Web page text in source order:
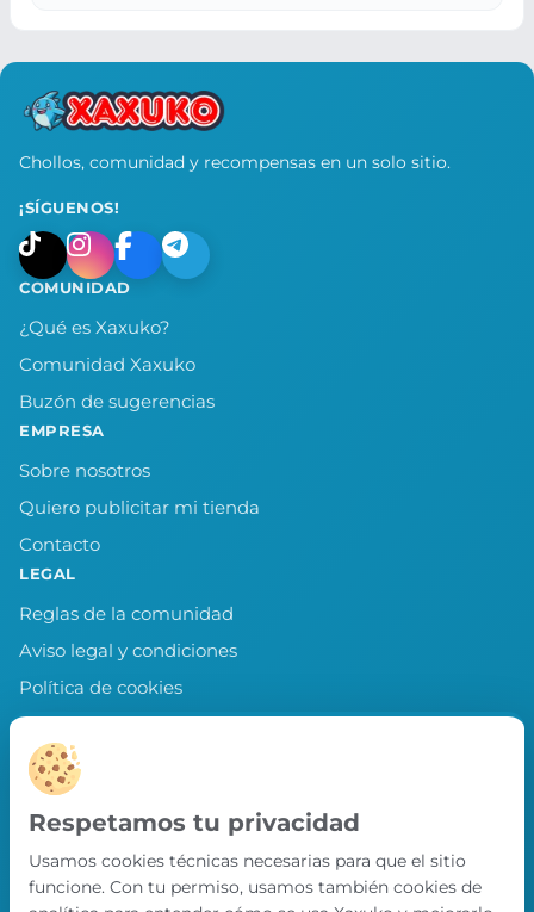
Chollos, comunidad y recompensas en un solo sitio.
¡SÍGUENOS!
COMUNIDAD
¿Qué es Xaxuko?
Comunidad Xaxuko
Buzón de sugerencias
EMPRESA
Sobre nosotros
Quiero publicitar mi tienda
Contacto
LEGAL
Reglas de la comunidad
Aviso legal y condiciones
Política de cookies
Política de privacidad
Preferencias de cookies
LLEVA XAXUKO CONTIGO
Chollos, misiones y recompensas desde
nuestra APP.
PRÓXIMAMENTE EN
Respetamos tu privacidad
Usamos cookies técnicas necesarias para que el sitio
funcione. Con tu permiso, usamos también cookies de